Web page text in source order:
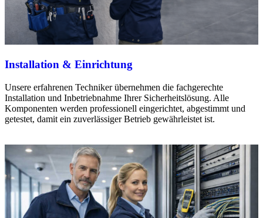
Installation & Einrichtung
Unsere erfahrenen Techniker übernehmen die fachgerechte
Installation und Inbetriebnahme Ihrer Sicherheitslösung. Alle
Komponenten werden professionell eingerichtet, abgestimmt und
getestet, damit ein zuverlässiger Betrieb gewährleistet ist.